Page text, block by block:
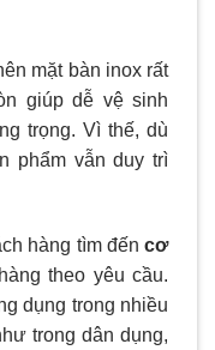
mặt bàn inox rất
giúp dễ vệ sinh
trọng. Vì thế, dù
phẩm vẫn duy trì
hàng tìm đến cơ
theo yêu cầu.
dụng trong nhiều
trong dân dụng,